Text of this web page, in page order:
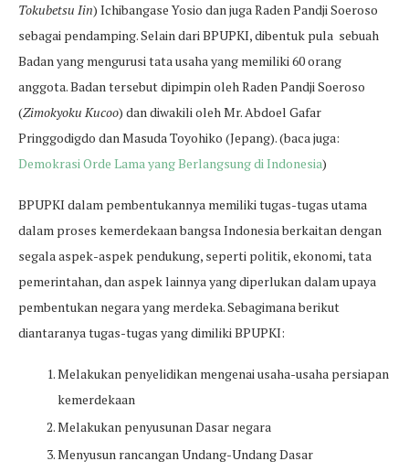
Tokubetsu Iin) Ichibangase Yosio dan juga Raden Pandji Soeroso
sebagai pendamping. Selain dari BPUPKI, dibentuk pula sebuah
Badan yang mengurusi tata usaha yang memiliki 60 orang
anggota. Badan tersebut dipimpin oleh Raden Pandji Soeroso
(Zimokyoku Kucoo) dan diwakili oleh Mr. Abdoel Gafar
Pringgodigdo dan Masuda Toyohiko (Jepang). (baca juga:
Demokrasi Orde Lama yang Berlangsung di Indonesia)
BPUPKI dalam pembentukannya memiliki tugas-tugas utama
dalam proses kemerdekaan bangsa Indonesia berkaitan dengan
segala aspek-aspek pendukung, seperti politik, ekonomi, tata
pemerintahan, dan aspek lainnya yang diperlukan dalam upaya
pembentukan negara yang merdeka. Sebagimana berikut
diantaranya tugas-tugas yang dimiliki BPUPKI:
Melakukan penyelidikan mengenai usaha-usaha persiapan
kemerdekaan
Melakukan penyusunan Dasar negara
Menyusun rancangan Undang-Undang Dasar